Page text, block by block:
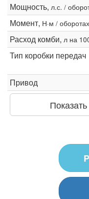
Мощность, л.с. /
Момент, Н·м / оборотах
Расход комби, л на
Тип коробки передач
Привод